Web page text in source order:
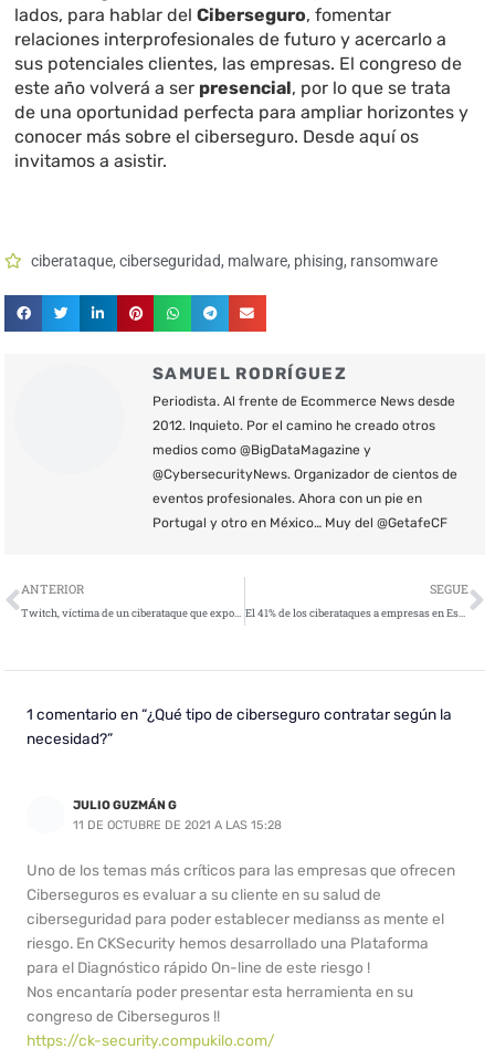
lados, para hablar delCiberseguro, fomentar
relaciones interprofesionales de futuro y acercarlo a
sus potenciales clientes, las empresas. El congreso de
este año volverá a ser presencial, por lo que se trata
de una oportunidad perfecta para ampliar horizontes y
conocer más sobre el ciberseguro. Desde aquí os
invitamos a asistir.
ciberataque,ciberseguridad, malware, phising, ransomware
SAMUEL RODRÍGUEZ
Periodista. Al frente de Ecommerce News desde
2012. Inquieto. Por el camino he creado otros
medios como @BigDataMagazine y
@CybersecurityNews. Organizador de cientos de
eventos profesionales. Ahora con un pie en
Portugal y otro en México… Muy del @GetafeCF
Ant
ANTERIOR
Twitch, víctima de un ciberataque que expone ingresos de streamers
SEGUE
El 41% de los ciberataques a empresas en España se producen a través de los teléfonos móviles
1 comentario en “¿Qué tipo de ciberseguro contratar según la
necesidad?”
JULIO GUZMÁN G
11 DE OCTUBRE DE 2021 A LAS 15:28
Uno de los temas más críticos para las empresas que ofrecen
Ciberseguros es evaluar a su cliente en su salud de
ciberseguridad para poder establecer medianss as mente el
riesgo. En CKSecurity hemos desarrollado una Plataforma
para el Diagnóstico rápido On-line de este riesgo !
Nos encantaría poder presentar esta herramienta en su
congreso de Ciberseguros !!
https://ck-security.compukilo.com/